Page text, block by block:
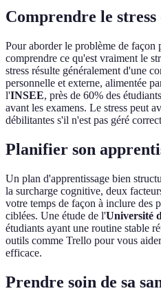
Comprendre le stress
Pour aborder le problème de façon
comprendre ce qu'est vraiment le
stress résulte généralement d'une
personnelle et externe, alimentée
l'INSEE, près de 60% des
avant les examens. Le stress peut
débilitantes s'il n'est pas géré
Planifier son
Un plan d'apprentissage bien
la surcharge cognitive, deux
votre temps de façon à inclure des
ciblées. Une étude de l'Université
étudiants ayant une routine stable
outils comme Trello pour vous
efficace.
Prendre soin de sa